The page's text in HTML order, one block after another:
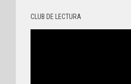
CLUB DE LECTURA